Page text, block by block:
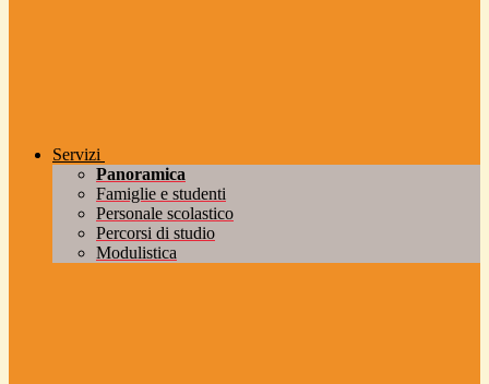
Servizi
Panoramica
Famiglie e studenti
Personale scolastico
Percorsi di studio
Modulistica